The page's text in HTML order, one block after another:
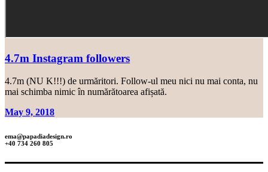
4.7m Instagram followers
4.7m (NU K!!!) de urmăritori. Follow-ul meu nici nu mai conta, nu
mai schimba nimic în numărătoarea afișată.
May 9, 2018
ema@papadiadesign.ro
+40 734 260 805